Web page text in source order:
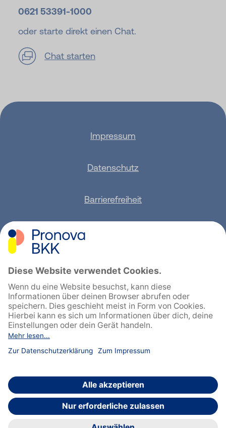
0621 53391-1000
oder starte direkt einen Chat.
Chat starten
Impressum
Datenschutz
Barrierefreiheit
English
Cookie-Einstellungen